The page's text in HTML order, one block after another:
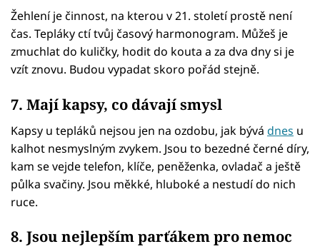
Žehlení je činnost, na kterou v 21. století prostě není
čas. Tepláky ctí tvůj časový harmonogram. Můžeš je
zmuchlat do kuličky, hodit do kouta a za dva dny si je
vzít znovu. Budou vypadat skoro pořád stejně.
7. Mají kapsy, co dávají smysl
Kapsy u tepláků nejsou jen na ozdobu, jak bývá dnes u
kalhot nesmyslným zvykem. Jsou to bezedné černé díry,
kam se vejde telefon, klíče, peněženka, ovladač a ještě
půlka svačiny. Jsou měkké, hluboké a nestudí do nich
ruce.
8. Jsou nejlepším parťákem pro nemoc